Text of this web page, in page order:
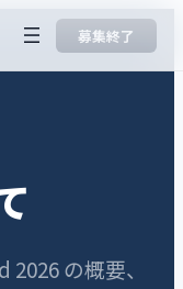
募集終了
の概要、